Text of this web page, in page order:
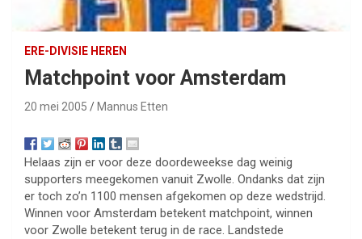
ERE-DIVISIE HEREN
Matchpoint voor Amsterdam
20 mei 2005 Mannus Etten
Helaas zijn er voor deze doordeweekse dag weinig
supporters meegekomen vanuit Zwolle. Ondanks dat zijn
er toch zo’n 1100 mensen afgekomen op deze wedstrijd.
Winnen voor Amsterdam betekent matchpoint, winnen
voor Zwolle betekent terug in de race. Landstede